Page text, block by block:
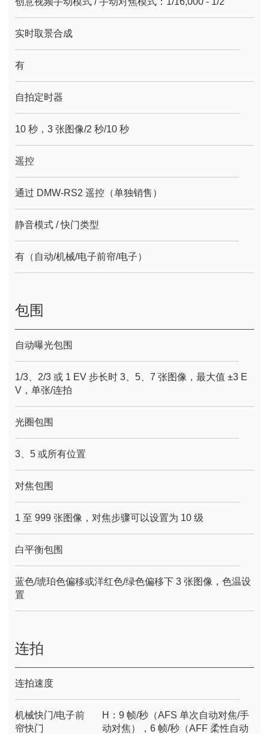
实时取景合成
有
自拍定时器
10 秒，3 张图像/2 秒/10 秒
遥控
通过 DMW-RS2 遥控（单独销售）
静音模式 / 快门类型
有（自动/机械/电子前帘/电子）
包围
自动曝光包围
1/3、2/3 或 1 EV 步长时 3、5、7 张图像，最大值 ±3 E
V，单张/连拍
光圈包围
3、5 或所有位置
对焦包围
1 至 999 张图像，对焦步骤可以设置为 10 级
白平衡包围
蓝色/琥珀色偏移或洋红色/绿色偏移下 3 张图像，色温设
置
连拍
连拍速度
机械快门/电子前
帘快门
H：9 帧/秒（AFS 单次自动对焦/手
动对焦），6 帧/秒（AFF 柔性自动